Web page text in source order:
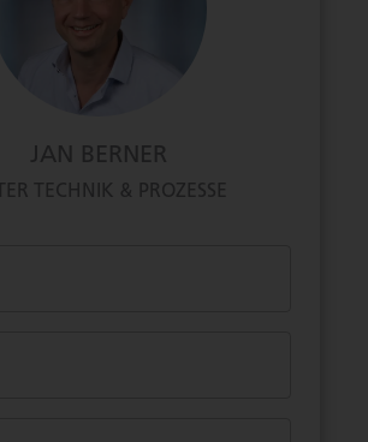
JAN BERNER
TECHNIK & PROZESSE